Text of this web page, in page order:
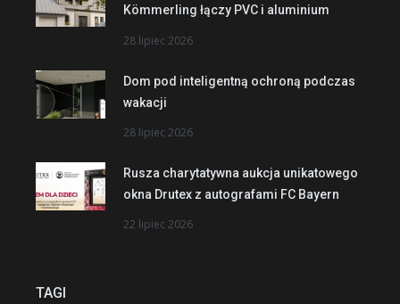
Kömmerling łączy PVC i aluminium
28 lipiec 2026
Dom pod inteligentną ochroną podczas
wakacji
28 lipiec 2026
Rusza charytatywna aukcja unikatowego
okna Drutex z autografami FC Bayern
22 lipiec 2026
TAGI